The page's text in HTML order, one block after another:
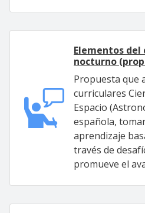
Elementos del
nocturno
Propuesta que
curriculares
Espacio
española,
aprendizaje
través de
promueve el